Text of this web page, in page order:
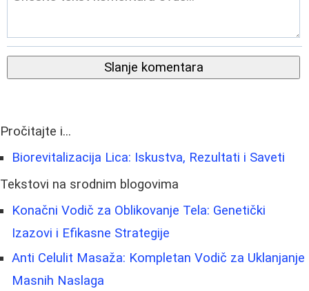
Slanje komentara
Pročitajte i...
Biorevitalizacija Lica: Iskustva, Rezultati i Saveti
Tekstovi na srodnim blogovima
Konačni Vodič za Oblikovanje Tela: Genetički
Izazovi i Efikasne Strategije
Anti Celulit Masaža: Kompletan Vodič za Uklanjanje
Masnih Naslaga